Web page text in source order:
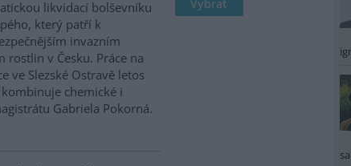
likvidací bolševníku
který patří k
invazním
rostlin v Česku. Práce na
ve Slezské Ostravě letos
chemické i
Gabriela Pokorná.